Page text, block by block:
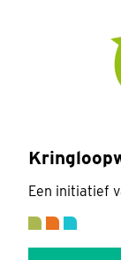
Een initiatief